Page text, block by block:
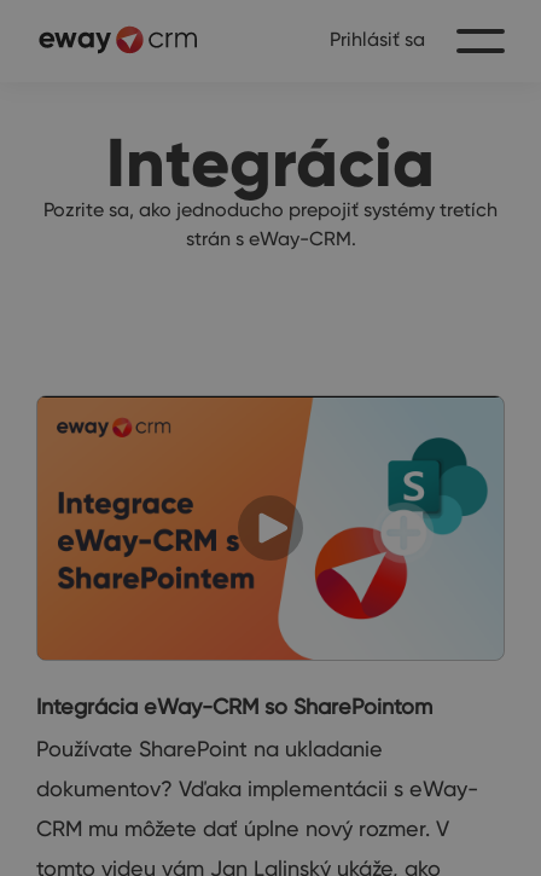
Prihlásiť sa
Integrácia
Pozrite sa, ako jednoducho prepojiť systémy tretích
strán s eWay-CRM.
Integrácia eWay-CRM so SharePointom
Používate SharePoint na ukladanie
dokumentov? Vďaka implementácii s eWay-
CRM mu môžete dať úplne nový rozmer. V
tomto videu vám Jan Lalinský ukáže, ako